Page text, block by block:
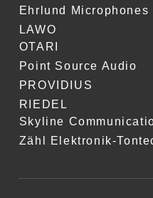
Ehrlund Microphones
LAWO
OTARI
Point Source Audio
PROVIDIUS
RIEDEL
Skyline
Zähl Elektronik-